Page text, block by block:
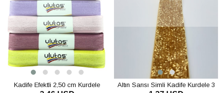
Kadife Efektli 2,50 cm Kurdele
Altın Sarısı Simli Kadife Kurdele 3